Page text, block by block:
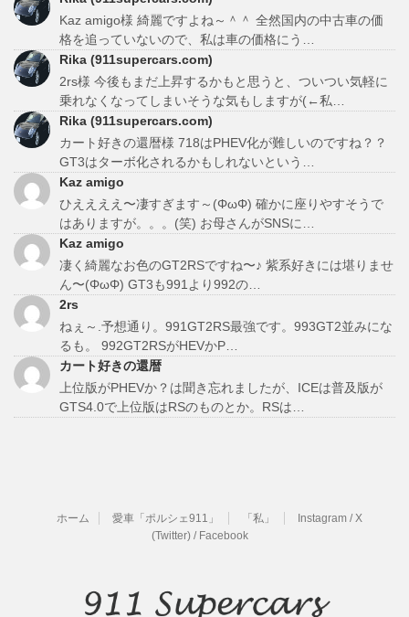
Kaz amigo様 綺麗ですよね～＾＾ 全然国内の中古車の価
格を追っていないので、私は車の価格にう…
Rika (911supercars.com)
2rs様 今後もまだ上昇するかもと思うと、ついつい気軽に
乗れなくなってしまいそうな気もしますが(←私…
Rika (911supercars.com)
カート好きの還暦様 718はPHEV化が難しいのですね？？
GT3はターボ化されるかもしれないという…
Kaz amigo
ひええええ〜凄すぎます～(ΦωΦ) 確かに座りやすそうで
はありますが。。。(笑) お母さんがSNSに…
Kaz amigo
凄く綺麗なお色のGT2RSですね〜♪ 紫系好きには堪りませ
ん〜(ΦωΦ) GT3も991より992の…
2rs
ねぇ～.予想通り。991GT2RS最強です。993GT2並みにな
るも。 992GT2RSがHEVかP…
カート好きの還暦
上位版がPHEVか？は聞き忘れましたが、ICEは普及版が
GTS4.0で上位版はRSのものとか。RSは…
ホーム 愛車「ポルシェ911」 「私」
Instagram / X
(Twitter) / Facebook